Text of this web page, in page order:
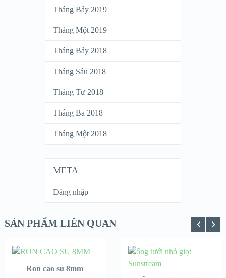
Tháng Bảy 2019
Tháng Một 2019
Tháng Bảy 2018
Tháng Sáu 2018
Tháng Tư 2018
Tháng Ba 2018
Tháng Một 2018
META
Đăng nhập
SẢN PHẨM LIÊN QUAN
THÊM VÀO GIỎ HÀNG
Ron cao su 8mm
THÊM VÀO GIỎ